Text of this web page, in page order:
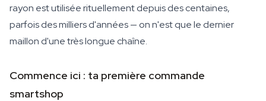
rayon est utilisée rituellement depuis des centaines,
parfois des milliers d'années — on n'est que le dernier
maillon d'une très longue chaîne.
Commence ici : ta première commande
smartshop